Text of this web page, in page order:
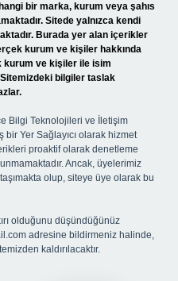
bir marka, kurum veya şahıs
Sitede yalnızca kendi
Burada yer alan içerikler
kurum ve kişiler hakkında
kurum ve kişiler ile isim
bilgiler taslak
Bilgi Teknolojileri ve İletişim
bir Yer Sağlayıcı olarak hizmet
proaktif olarak denetleme
Ancak, üyelerimiz
olup, siteye üye olarak bu
olduğunu düşündüğünüz
adresine bildirmeniz halinde,
kaldırılacaktır.